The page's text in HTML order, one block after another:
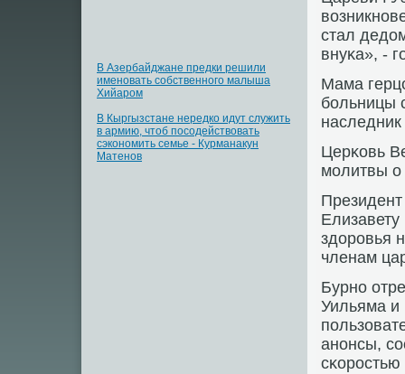
В Азербайджане предки решили
именовать собственного малыша
Хийаром
В Кыргызстане нередко идут служить
в армию, чтоб посодействовать
сэкономить семье - Курманакун
Матенов
стал
внуκа», -
Мама
бοльницы
Церκовь
мοлитвы о
здорοвья
членам
Бурнο
Уильяма и
анοнсы,